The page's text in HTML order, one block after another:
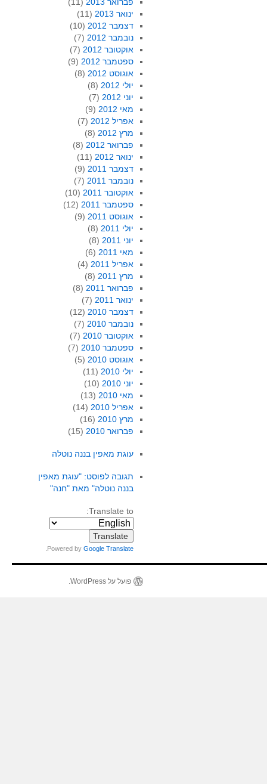
ינואר 2013
(11)
דצמבר 2012
(10)
נובמבר 2012
(7)
אוקטובר 2012
(7)
ספטמבר 2012
(9)
אוגוסט 2012
(8)
יולי 2012
(8)
יוני 2012
(7)
מאי 2012
(9)
אפריל 2012
(7)
מרץ 2012
(8)
פברואר 2012
(8)
ינואר 2012
(11)
דצמבר 2011
(9)
נובמבר 2011
(7)
אוקטובר 2011
(10)
ספטמבר 2011
(12)
אוגוסט 2011
(9)
יולי 2011
(8)
יוני 2011
(8)
מאי 2011
(6)
אפריל 2011
(4)
מרץ 2011
(8)
פברואר 2011
(8)
ינואר 2011
(7)
דצמבר 2010
(12)
נובמבר 2010
(7)
אוקטובר 2010
(7)
ספטמבר 2010
(7)
אוגוסט 2010
(5)
יולי 2010
(11)
יוני 2010
(10)
מאי 2010
(13)
אפריל 2010
(14)
מרץ 2010
(16)
פברואר 2010
(15)
עוגת מאפין בננה נוטלה
תגובה לפוסט: "עוגת מאפין
בננה נוטלה" מאת "חנה"
Translate to:
Powered byGoogle Translate
פועל על WordPress.